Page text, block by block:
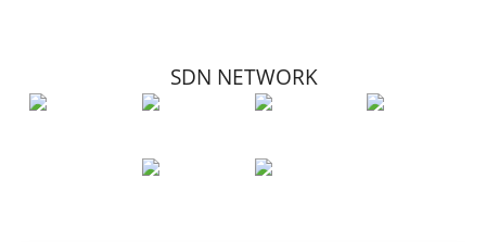
SDN NETWORK